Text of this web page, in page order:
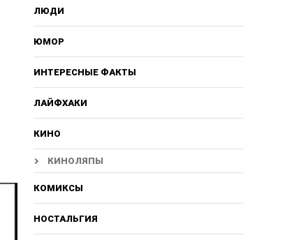
ЛЮДИ
ЮМОР
ИНТЕРЕСНЫЕ ФАКТЫ
ЛАЙФХАКИ
КИНО
КИНОЛЯПЫ
КОМИКСЫ
НОСТАЛЬГИЯ